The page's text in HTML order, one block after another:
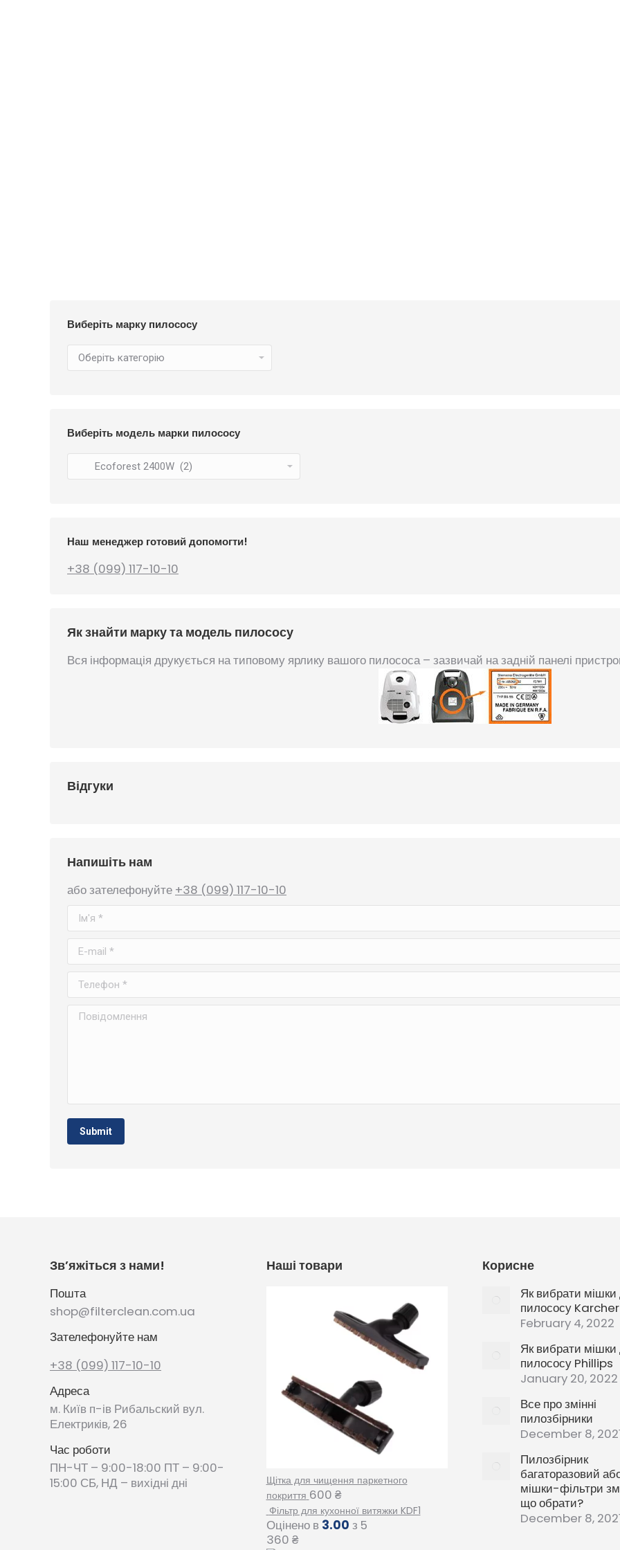
Виберіть марку пилососу
Виберіть модель марки пилососу
Наш менеджер готовий допомогти!
+38 (099) 117-10-10
Як знайти марку та модель пилососу
Вся інформація друкується на типовому ярлику вашого пилососа – зазвичай на задній панелі
Відгуки
Напишіть нам
або зателефонуйте +38 (099) 117-10-10
Ім'я *
E-mail *
Телефон *
Повідомлення
Submit
Зв’яжіться з нами!
Пошта
shop@filterclean.com.ua
Зателефонуйте нам
+38 (099) 117-10-10
Адреса
м. Київ п-ів Рибальский вул.
Електриків, 26
Час роботи
ПН-ЧТ – 9:00-18:00 ПТ – 9:00-
15:00 СБ, НД – вихідні дні
Наші товари
Щітка для чищення паркетного
покриття 600 ₴
Фільтр для кухонної витяжки KDF1
Оцінено в 3.00 з 5
360 ₴
Корисне
Як вибрати
пилососу Karcher
February 4, 2022
Як вибрати
пилососу Phillips
January 20, 2022
Все про змінні
пилозбірники
December 8,
Пилозбірник
багаторазовий
мішки-фільтри
що обрати?
December 8,